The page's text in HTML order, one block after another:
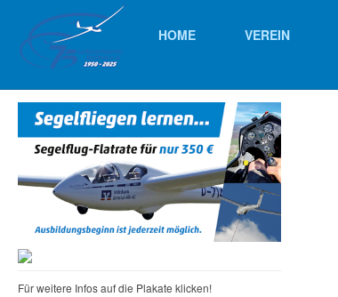
HOME VEREIN
Für weitere Infos auf die Plakate klicken!